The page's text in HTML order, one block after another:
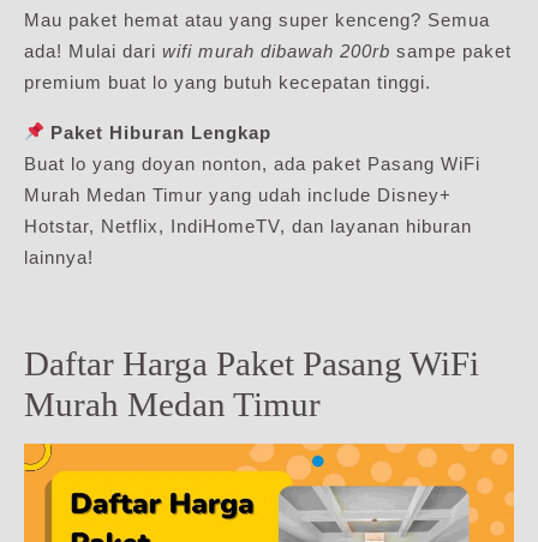
Mau paket hemat atau yang super kenceng? Semua
ada! Mulai dari wifi murah dibawah 200rb sampe paket
premium buat lo yang butuh kecepatan tinggi.
Paket Hiburan Lengkap
Buat lo yang doyan nonton, ada paket Pasang WiFi
Murah Medan Timur yang udah include Disney+
Hotstar, Netflix, IndiHomeTV, dan layanan hiburan
lainnya!
Daftar Harga Paket Pasang WiFi
Murah Medan Timur